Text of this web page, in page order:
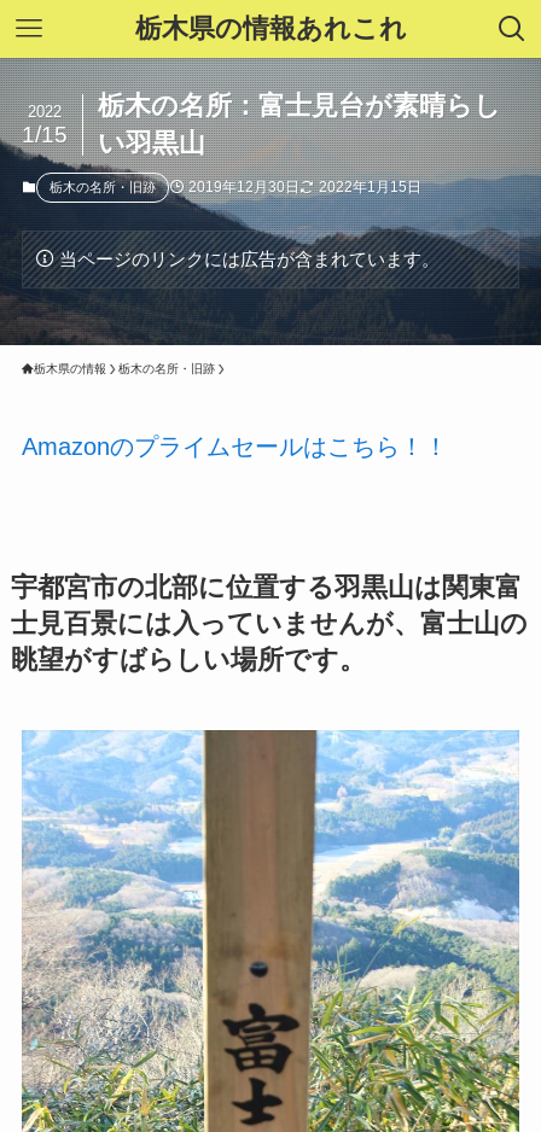
栃木県の情報あれこれ
栃木の名所：富士見台が素晴らし
い羽黒山
2022
1/15
栃木の名所・旧跡 2019年12月30日 2022年1月15日
当ページのリンクには広告が含まれています。
栃木県の情報 栃木の名所・旧跡
Amazonのプライムセールはこちら！！
宇都宮市の北部に位置する羽黒山は関東富
士見百景には入っていませんが、富士山の
眺望がすばらしい場所です。